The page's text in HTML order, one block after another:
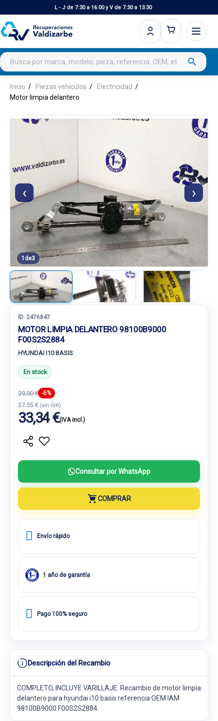
L - J de 7:30 a 16:00 y V de 7:30 a 13:30
Buscar productos search
Inicio Piezas vehículos
Electricidad
Motor limpia delantero
‹ ›
1 de3
ID: 2476847
MOTOR LIMPIA DELANTERO 98100B9000
F00S2S2884
HYUNDAI I10 BASIS
En stock
29,00 € -5%
27.55 € (sin IVA)
33,34 €(IVA incl.)
Consultar por WhatsApp
COMPRAR
Envío rápido
1 año de garantía
Pago 100% seguro
Descripción del Recambio
COMPLETO, INCLUYE VARILLAJE. Recambio de motor limpia
delantero para hyundai i10 basis referencia OEM IAM
98100B9000 F00S2S2884